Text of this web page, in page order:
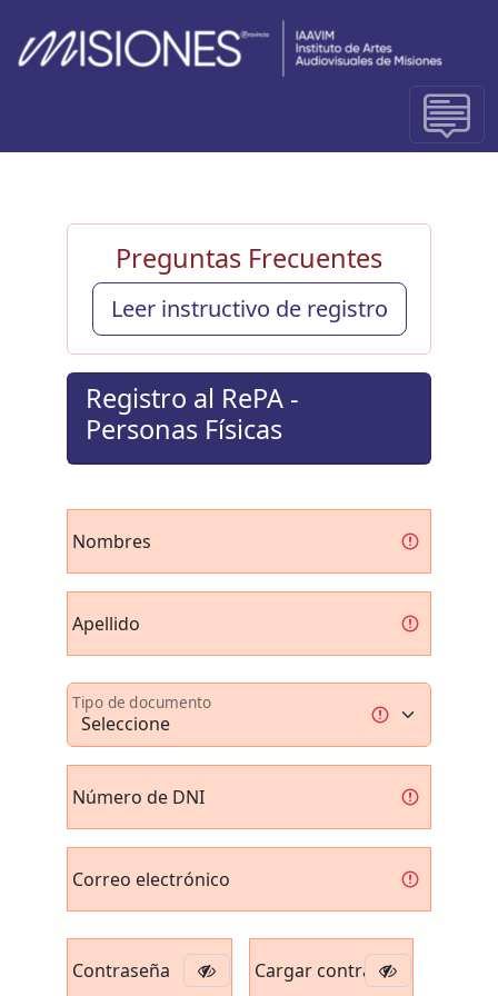
Preguntas Frecuentes
Leer instructivo de registro
Registro al RePA -
Personas Físicas
Nombres
Apellido
Tipo de documento
Número de DNI
Correo electrónico
Contraseña Cargar contraseña nuevamente